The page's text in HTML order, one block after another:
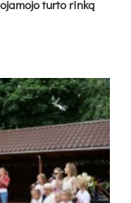
turto rinką